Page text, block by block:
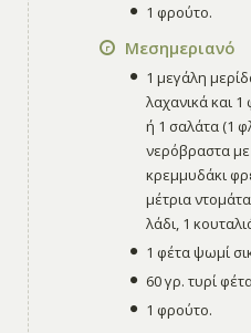
1 φρούτο.
Μεσημεριανό
1 μεγάλη
λαχανικά και
ή 1 σαλάτα (1
νερόβραστα με
κρεμμυδάκι
μέτρια
λάδι, 1
1 φέτα ψωμί
60 γρ. τυρί
1 φρούτο.